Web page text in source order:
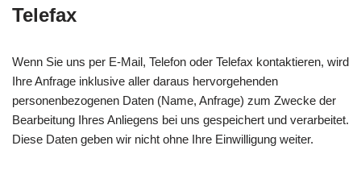
Telefax
Wenn Sie uns per E-Mail, Telefon oder Telefax kontaktieren, wird
Ihre Anfrage inklusive aller daraus hervorgehenden
personenbezogenen Daten (Name, Anfrage) zum Zwecke der
Bearbeitung Ihres Anliegens bei uns gespeichert und verarbeitet.
Diese Daten geben wir nicht ohne Ihre Einwilligung weiter.